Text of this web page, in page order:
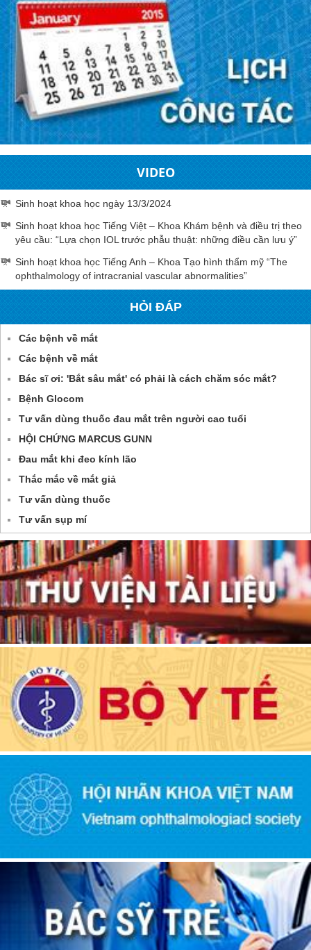
VIDEO
Sinh hoạt khoa học ngày 13/3/2024
Sinh hoạt khoa học Tiếng Việt – Khoa Khám bệnh và điều trị theo
yêu cầu: “Lựa chọn IOL trước phẫu thuật: những điều cần lưu ý”
Sinh hoạt khoa học Tiếng Anh – Khoa Tạo hình thẩm mỹ “The
ophthalmology of intracranial vascular abnormalities”
HỎI ĐÁP
Các bệnh về mắt
Các bệnh về mắt
Bác sĩ ơi: 'Bắt sâu mắt' có phải là cách chăm sóc mắt?
Bệnh Glocom
Tư vấn dùng thuốc đau mắt trên người cao tuổi
HỘI CHỨNG MARCUS GUNN
Đau mắt khi đeo kính lão
Thắc mắc về mắt giả
Tư vấn dùng thuốc
Tư vấn sụp mí